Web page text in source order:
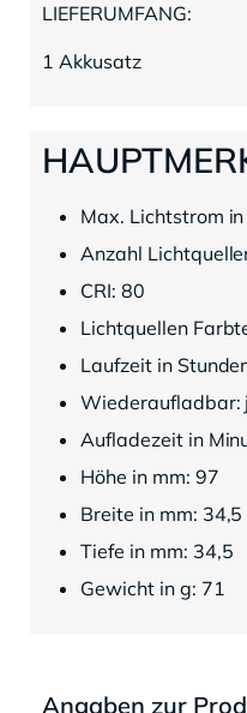
LIEFERUMFANG:
1 Akkusatz
Max. Lichtstrom
Anzahl
CRI: 80
Lichtquellen
Laufzeit in
Wiederaufladbar:
Aufladezeit in
Höhe in mm: 97
Breite in mm: 34,5
Tiefe in mm: 34,5
Gewicht in g: 71
Angaben zur